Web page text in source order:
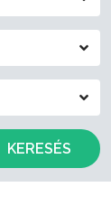
KERESÉS